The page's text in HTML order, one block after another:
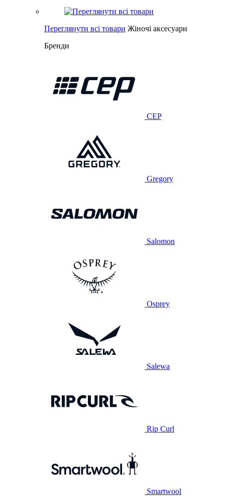
Переглянути всі товари Жіночі аксесуари
Бренди
CEP
Gregory
Salomon
Osprey
Salewa
Rip Curl
Smartwool